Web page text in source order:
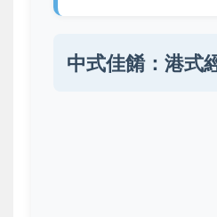
中式佳餚：港式